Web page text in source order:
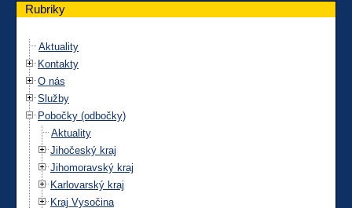
Rubriky
Aktuality
Kontakty
O nás
Služby
Pobočky (odbočky)
Aktuality
Jihočeský kraj
Jihomoravský kraj
Karlovarský kraj
Kraj Vysočina